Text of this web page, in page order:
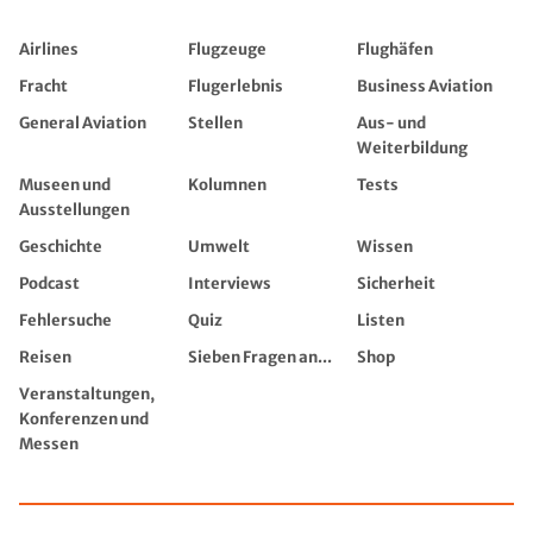
Airlines Flugzeuge
Flughäfen
Fracht
Flugerlebnis
Business Aviation
General Aviation
Stellen
Aus- und
Weiterbildung
Museen und
Ausstellungen
Kolumnen Tests
Geschichte Umwelt
Wissen
Podcast
Interviews
Sicherheit
Fehlersuche
Quiz
Listen
Reisen
Sieben Fragen an...
Shop
Veranstaltungen,
Konferenzen und
Messen